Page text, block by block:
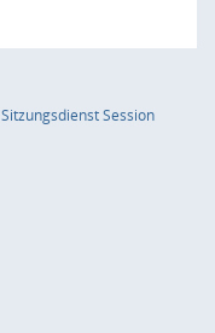
SitzungsdienstSession(Wird in